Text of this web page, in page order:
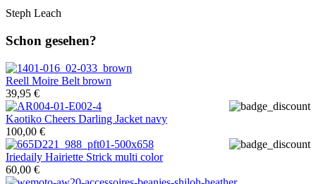
Steph Leach
Schon gesehen?
Reell Moire Belt brown
39,95 €
Kaotiko Cheers Darling Jacket navy
100,00 €
Iriedaily Hairiette Strick multi color
60,00 €